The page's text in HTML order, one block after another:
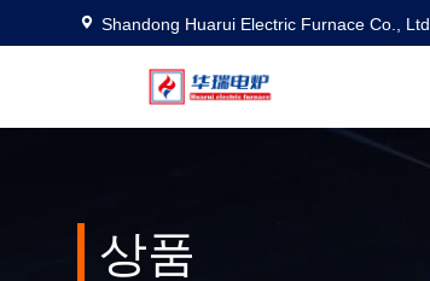
Shandong Huarui Electric Furnace Co., Ltd.
상품